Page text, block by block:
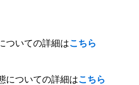
ついての詳細はこちら
についての詳細はこちら